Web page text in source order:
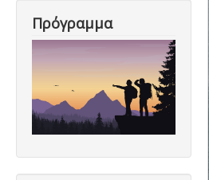
Πρόγραμμα